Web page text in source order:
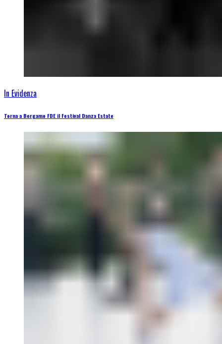
In Evidenza
Torna a Bergamo FDE il Festival Danza Estate